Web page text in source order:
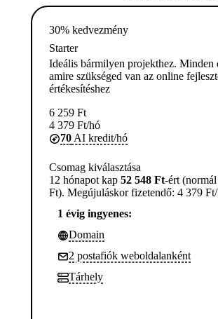
30% kedvezmény
Starter
Ideális bármilyen projekthez. Minden
amire szükséged van az online
értékesítéshez
6 259 Ft
4 379 Ft/hó
70 AI kredit/hó
Csomag kiválasztása
12 hónapot kap 52 548 Ft-ért
Ft). Megújuláskor fizetendő: 4 379
1 évig ingyenes:
Domain
2 postafiók weboldalanként
Tárhely